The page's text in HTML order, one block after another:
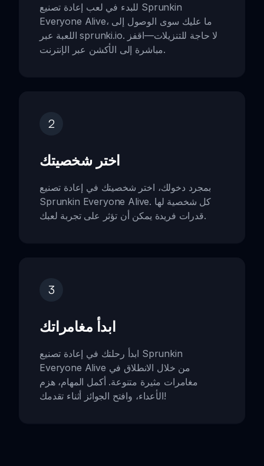
للبدء في لعب إعادة تصنيع Sprunkin
Everyone Alive، ما عليك سوى الوصول إلى
اللعبة عبر sprunki.io. لا حاجة للتنزيلات—اقفز
مباشرة إلى الأكشن عبر الإنترنت.
2
اختر شخصيتك
بمجرد دخولك، اختر شخصيتك في إعادة تصنيع
Sprunkin Everyone Alive. كل شخصية لها
قدرات فريدة يمكن أن تؤثر على تجربة لعبك.
3
ابدأ مغامراتك
ابدأ رحلتك في إعادة تصنيع Sprunkin
Everyone Alive من خلال الانطلاق في
مغامرات مثيرة متنوعة. أكمل المهام، هزم
الأعداء، وافتح الجوائز أثناء تقدمك!